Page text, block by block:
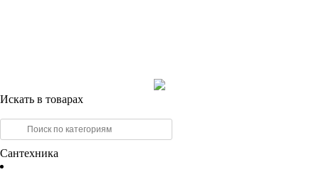
Искать в товарах
Сантехника